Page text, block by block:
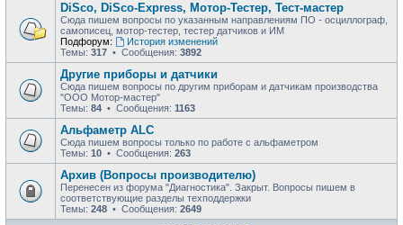
DiSco, DiSco-Express, Мотор-Тестер, Тест-мастер
Сюда пишем вопросы по указанным направлениям ПО - осциллограф,
самописец, мотор-тестер, тестер датчиков и ИМ
Подфорум:
История изменений
Темы: 317 • Сообщения: 3892
Другие приборы и датчики
Сюда пишем вопросы по другим приборам и датчикам производства
"ООО Мотор-мастер"
Темы: 84 • Сообщения: 1163
Альфаметр ALC
Сюда пишем вопросы только по работе с альфаметром
Темы: 10 • Сообщения: 263
Архив (Вопросы производителю)
Перенесен из форума "Диагностика". Закрыт. Вопросы пишем в
соответствующие разделы техподдержки
Темы: 248 • Сообщения: 2649